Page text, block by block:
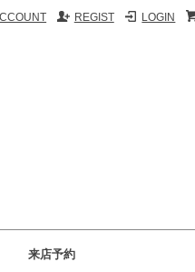
LOGIN
REGIST
来店予約